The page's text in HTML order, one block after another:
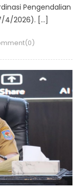
Pengendalian
4/2026). […]